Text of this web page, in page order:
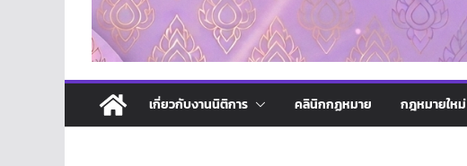
เกี่ยวกับงานนิติการ คลินิกกฏหมาย กฎหมายใหม่